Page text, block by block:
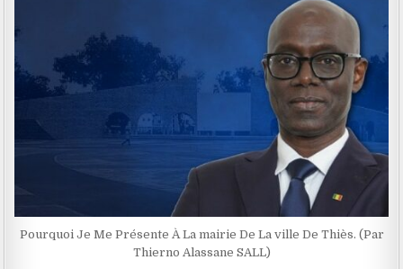
Pourquoi Je Me Présente À La mairie De La ville De Thiès. (Par
Thierno Alassane SALL)